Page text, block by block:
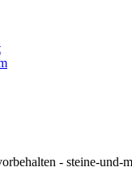
- steine-und-